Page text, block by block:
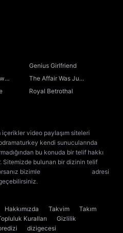
Genius Girlfriend
The Affair Was Just
the Beginning
Royal Betrothal
video paylaşım siteleri
kendi sunucularında
bu konuda bir telif hakkı
Sitemizde bulunan bir dizinin telif
bizimle
adresi
Hakkımızda Takvim
Takım
Kuralları
Gizlilik
dizigecesi